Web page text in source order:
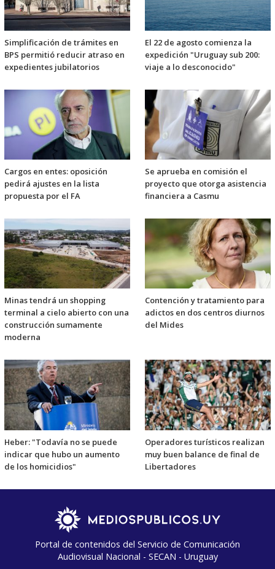
Simplificación de trámites en
BPS permitió reducir atraso en
expedientes jubilatorios
El 22 de agosto comienza la
expedición "Uruguay sub 200:
viaje a lo desconocido"
Cargos en entes: oposición
pedirá ajustes en la lista
propuesta por el FA
Se aprueba en comisión el
proyecto que otorga asistencia
financiera a Casmu
Minas tendrá un shopping
terminal a cielo abierto con una
construcción sumamente
moderna
Contención y tratamiento para
adictos en dos centros diurnos
del Mides
Heber: "Todavía no se puede
indicar que hubo un aumento
de los homicidios"
Operadores turísticos realizan
muy buen balance de final de
Libertadores
Portal de contenidos del Servicio de Comunicación
Audiovisual Nacional - SECAN - Uruguay